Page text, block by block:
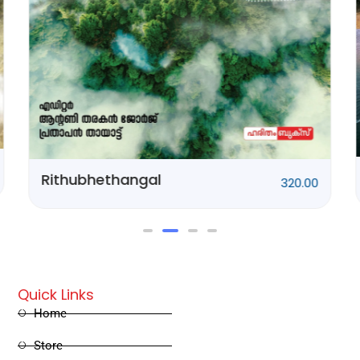
Ponnani Kissa 250.00
Quick Links
Home